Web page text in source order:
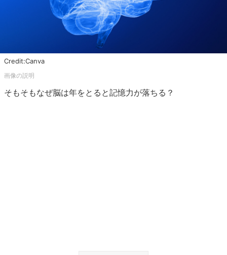
Credit:Canva
そもそもなぜ脳は年をとると記憶力が落ちる？